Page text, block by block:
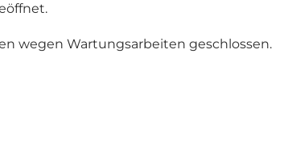
wegen Wartungsarbeiten geschlossen.